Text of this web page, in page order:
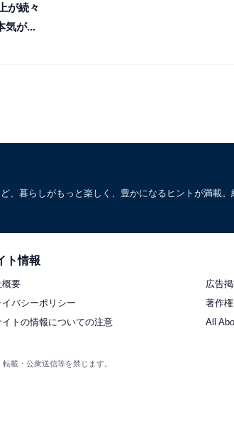
が続々
気が...
、暮らしがもっと楽しく、豊かになるヒントが満載
ト情報
概要
広告
イバシーポリシー
著作
イトの情報についての注意
All
載・公衆送信等を禁じます。